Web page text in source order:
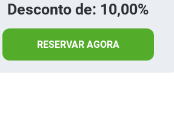
Desconto de: 10,00%
RESERVAR AGORA